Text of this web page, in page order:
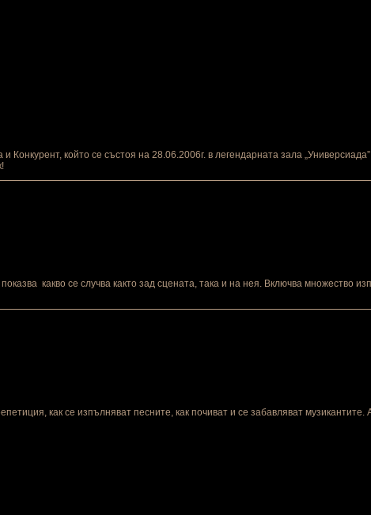
Конкурент, който се състоя на 28.06.2006г. в легендарната зала
какво се случва както зад сцената, така и на нея. Включва множество
как се изпълняват песните, как почиват и се забавляват